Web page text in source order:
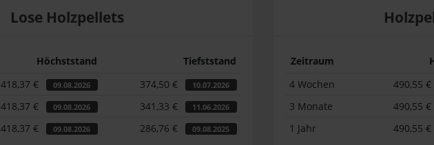
Lose Holzpellets
Höchststand
Tiefststand
418,37 € 09.08.2026 374,50 € 10.07.2026
418,37 € 09.08.2026 341,33 € 11.06.2026
418,37 € 09.08.2026 286,76 € 09.08.2025
Zeitraum
4 Wochen
490,55 €
3 Monate 490,55 €
1 Jahr 490,55 €